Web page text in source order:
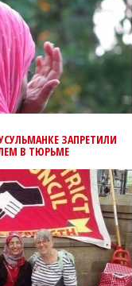
ЗАПРЕТИЛИ
В ТЮРЬМЕ